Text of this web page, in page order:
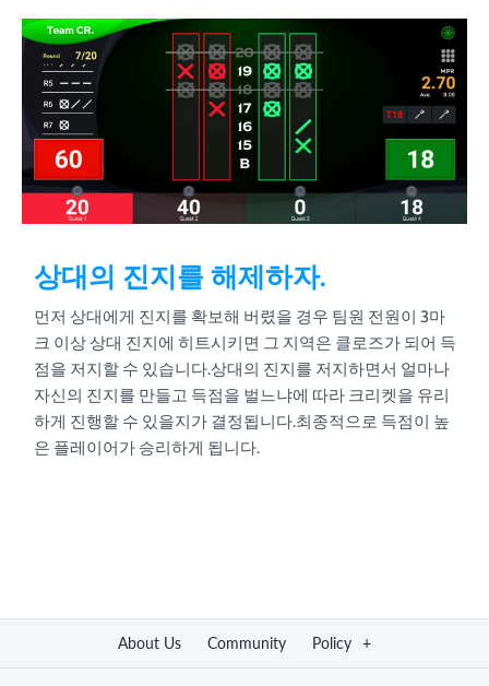
상대의 진지를 해제하자.
먼저 상대에게 진지를 확보해 버렸을 경우 팀원 전원이 3마
크 이상 상대 진지에 히트시키면 그 지역은 클로즈가 되어 득
점을 저지할 수 있습니다.상대의 진지를 저지하면서 얼마나
자신의 진지를 만들고 득점을 벌느냐에 따라 크리켓을 유리
하게 진행할 수 있을지가 결정됩니다.최종적으로 득점이 높
은 플레이어가 승리하게 됩니다.
About Us Community Policy +